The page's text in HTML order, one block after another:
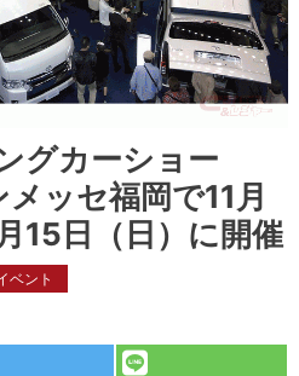
グカーショー
ッセ福岡で11月
15日（日）に開催
ベント